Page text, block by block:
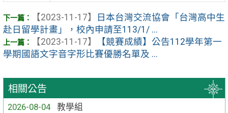
相關公告
2026-08-04
教學組
【2023-11-17】
日本台灣交流協會「台灣高中生
赴日留學計畫」，校內申請至113/1/ ...
【2023-11-17】
【競賽成績】公告112學年第一
學期國語文字音字形比賽優勝名單及 ...